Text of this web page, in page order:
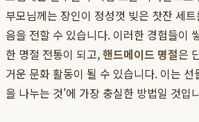
부모님께는 장인이 정성껏 빚은 찻잔 세
음을 전할 수 있습니다. 이러한 경험들이
한 명절 전통이 되고,핸드메이드 명절은
거운 문화 활동이 될 수 있습니다. 이는
을 나누는 것'에 가장 충실한 방법일 것입